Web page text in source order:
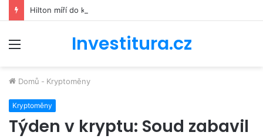
Investitura.cz
Domů - Kryptoměny
Kryptoměny
Týden v kryptu: Soud zabavil